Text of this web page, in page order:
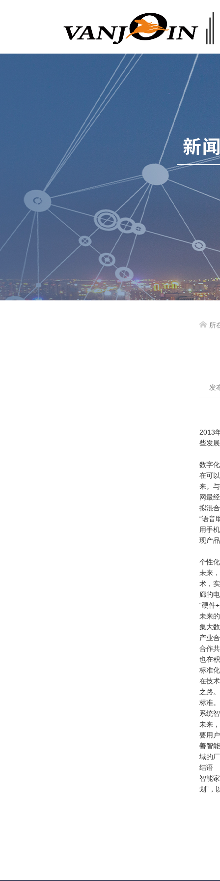
 所
发
2013
些发
数字
在可
来。
网最
拟混
“语音
用手
现产
个性
未来
术，
廊的
“硬件
未来
集大
产业
合作
也在
标准
在技
之路
标准
系统
未来
要用
善智
域的
结语
智能
划”，